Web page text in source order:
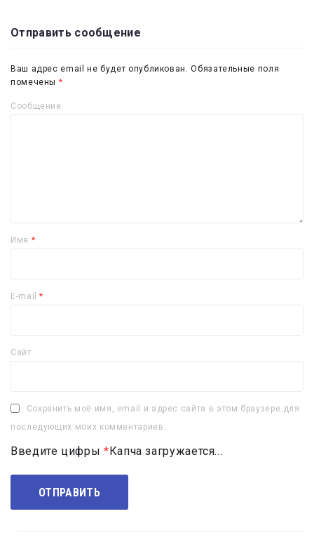
Отправить сообщение
Ваш адрес email не будет опубликован. Обязательные поля
помечены *
Сообщение
Имя *
E-mail*
Сайт
Сохранить моё имя, email и адрес сайта в этом браузере для
последующих моих комментариев.
Введите цифры * Капча загружается...